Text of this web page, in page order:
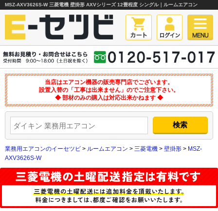
MSZ-AXV3626S-W 三菱電機 壁掛形 AXVシリーズ 12畳程度 シングル｜ルームエアコン
当店はエアコン機器の販売専門店でございます。
設置入替の「工事は出来ません」のでご注意下さい。
◆ 部材のみの購入は対応出来かねます ◆
業務用エアコンのイーセツビ > ルームエアコン > 三菱電機 > 壁掛形 > MSZ-
AXV3626S-W